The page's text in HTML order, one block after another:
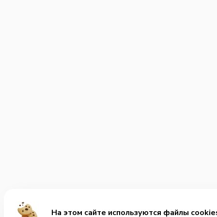
На этом сайте используются файлы